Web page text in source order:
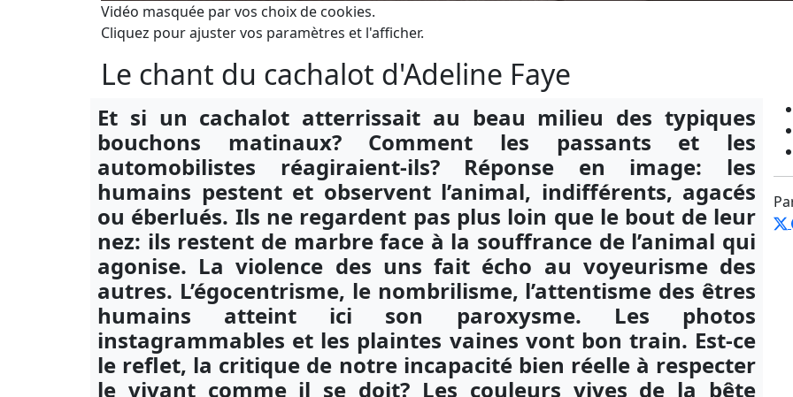
Vidéo masquée par vos choix de cookies.
Cliquez pour ajuster vos paramètres et l'afficher.
Le chant du cachalot d'Adeline Faye
Et si un cachalot atterrissait au beau milieu des typiques
bouchons matinaux? Comment les passants et les
automobilistes réagiraient-ils? Réponse en image: les
humains pestent et observent l’animal, indifférents, agacés
ou éberlués. Ils ne regardent pas plus loin que le bout de leur
nez: ils restent de marbre face à la souffrance de l’animal qui
agonise. La violence des uns fait écho au voyeurisme des
autres. L’égocentrisme, le nombrilisme, l’attentisme des êtres
humains atteint ici son paroxysme. Les photos
instagrammables et les plaintes vaines vont bon train. Est-ce
le reflet, la critique de notre incapacité bien réelle à respecter
le vivant comme il se doit? Les couleurs vives de la bête